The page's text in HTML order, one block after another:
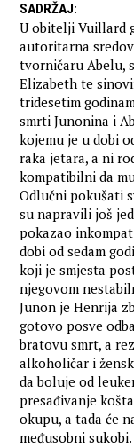
SADRŽAJ:
U obitelji Vuillard
autoritarna
tvorničaru Abelu,
Elizabeth te
tridesetim
smrti Junonina i
kojemu je u dobi
raka jetara, a ni
kompatibilni da
Odlučni pokušati
su napravili još
pokazao
dobi od sedam
koji je smjesta
njegovom
Junon je Henrija
gotovo posve
bratovu smrt, a
alkoholičar i
da boluje od
presađivanje
okupu, a tada će
međusobni sukobi.